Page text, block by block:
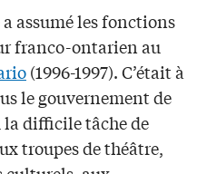
a assumé les fonctions
franco-ontarien au
(1996-1997). C’était à
le gouvernement de
la difficile tâche de
troupes de théâtre,